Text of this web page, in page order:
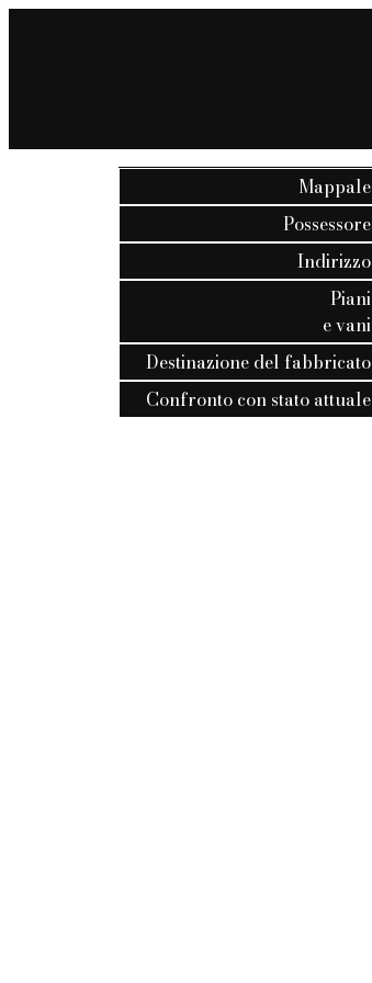
Mappale
Possessore
Indirizzo
Piani
e vani
Destinazione del fabbricato
Confronto con stato attuale